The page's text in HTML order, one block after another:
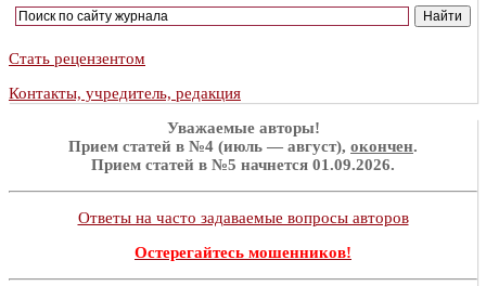
Стать рецензентом
Контакты, учредитель, редакция
Уважаемые авторы!
Прием статей в №4 (июль — август), окончен.
Прием статей в №5 начнется 01.09.2026.
Ответы на часто задаваемые вопросы авторов
Остерегайтесь мошенников!